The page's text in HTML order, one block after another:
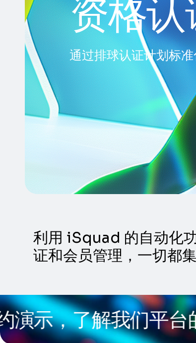
资格
通过排球认证计划标准
利用 iSquad 的自动化
证和会员管理，一切都
了解我们平台的所有